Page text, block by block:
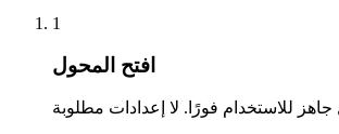
1
افتح المحول